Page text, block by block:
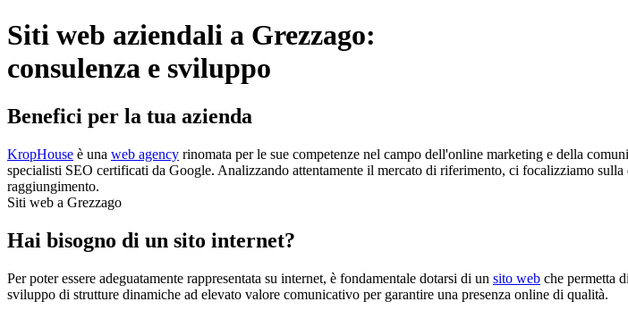
Siti web aziendali a Grezzago:
consulenza e sviluppo
Benefici per la tua azienda
KropHouse è una web agency rinomata per le sue competenze nel campo dell'online marketing e della
specialisti SEO certificati da Google. Analizzando attentamente il mercato di riferimento, ci focalizziamo
raggiungimento.
Siti web a Grezzago
Hai bisogno di un sito internet?
Per poter essere adeguatamente rappresentata su internet, è fondamentale dotarsi di un sito web che permetta
sviluppo di strutture dinamiche ad elevato valore comunicativo per garantire una presenza online di qualità.